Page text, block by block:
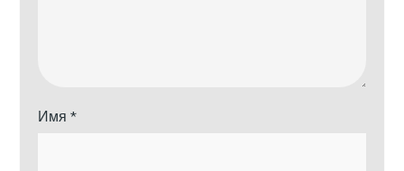
Имя*